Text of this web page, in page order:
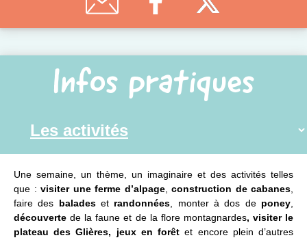
Infos pratiques
Une semaine, un thème, un imaginaire et des activités telles
que : visiter une ferme d’alpage, construction de cabanes,
faire des baladeset randonnées, monter à dos de poney,
découverte de la faune et de la flore montagnardes, visiter le
plateau des Glières, jeux en forêtet encore plein d’autres